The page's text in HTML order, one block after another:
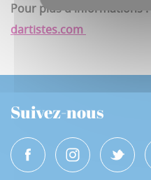
Pour plus d'informations :
dartistes.com
Suivez-nous